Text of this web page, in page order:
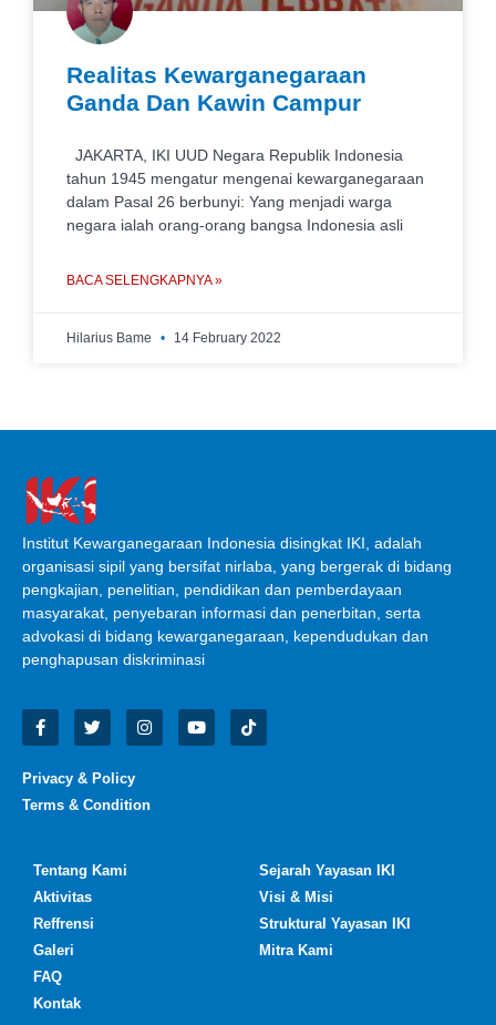
Realitas Kewarganegaraan
Ganda Dan Kawin Campur
JAKARTA, IKI UUD Negara Republik Indonesia
tahun 1945 mengatur mengenai kewarganegaraan
dalam Pasal 26 berbunyi: Yang menjadi warga
negara ialah orang-orang bangsa Indonesia asli
BACA SELENGKAPNYA »
Hilarius Bame 14 February 2022
Institut Kewarganegaraan Indonesia disingkat IKI, adalah
organisasi sipil yang bersifat nirlaba, yang bergerak di bidang
pengkajian, penelitian, pendidikan dan pemberdayaan
masyarakat, penyebaran informasi dan penerbitan, serta
advokasi di bidang kewarganegaraan, kependudukan dan
penghapusan diskriminasi
Privacy & Policy
Terms & Condition
Tentang Kami
Aktivitas
Reffrensi
Galeri
FAQ
Kontak
Sejarah Yayasan IKI
Visi & Misi
Struktural Yayasan IKI
Mitra Kami